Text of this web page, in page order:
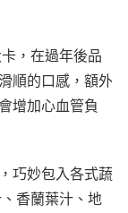
，在過年後品
順的口感，額外
增加心血管負
巧妙包入各式蔬
香蘭葉汁、地